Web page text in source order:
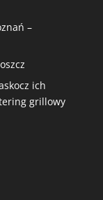
–
ich
grillowy